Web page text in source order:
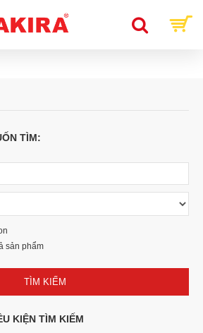
TÌM:
sản phẩm
TÌM KIẾM
KIỆN TÌM KIẾM